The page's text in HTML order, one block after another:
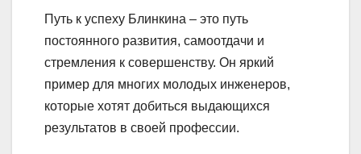
Путь к успеху Блинкина – это путь
постоянного развития, самоотдачи и
стремления к совершенству. Он яркий
пример для многих молодых инженеров,
которые хотят добиться выдающихся
результатов в своей профессии.